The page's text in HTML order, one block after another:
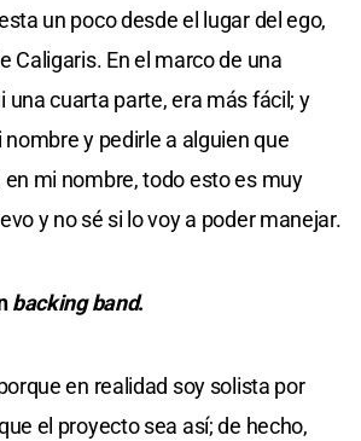
un poco desde el lugar del ego,
Caligaris. En el marco de una
una cuarta parte, era más fácil; y
y pedirle a alguien que
mi nombre, todo esto es muy
y no sé si lo voy a poder manejar.
backing band.
en realidad soy solista por
el proyecto sea así; de hecho,